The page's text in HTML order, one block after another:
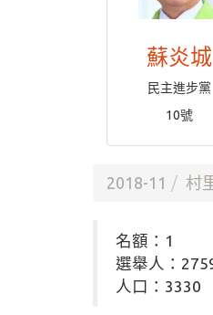
蘇炎城
民主進步黨
10號
2018-11 村
名額：1
選舉人：
人口：3330